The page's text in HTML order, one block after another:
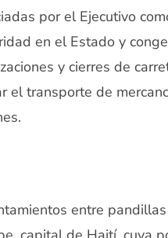
por el Ejecutivo
en el Estado y
y cierres de
el transporte de
entre